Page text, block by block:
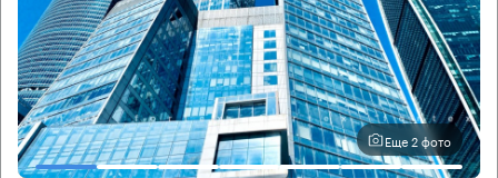
Еще 2 фото